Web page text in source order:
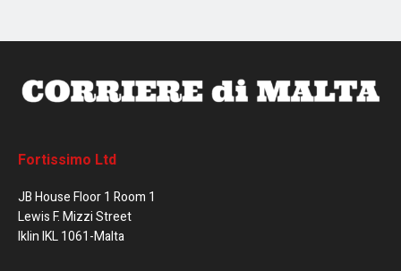
Fortissimo Ltd
JB House Floor 1 Room 1
Lewis F. Mizzi Street
Iklin IKL 1061-Malta